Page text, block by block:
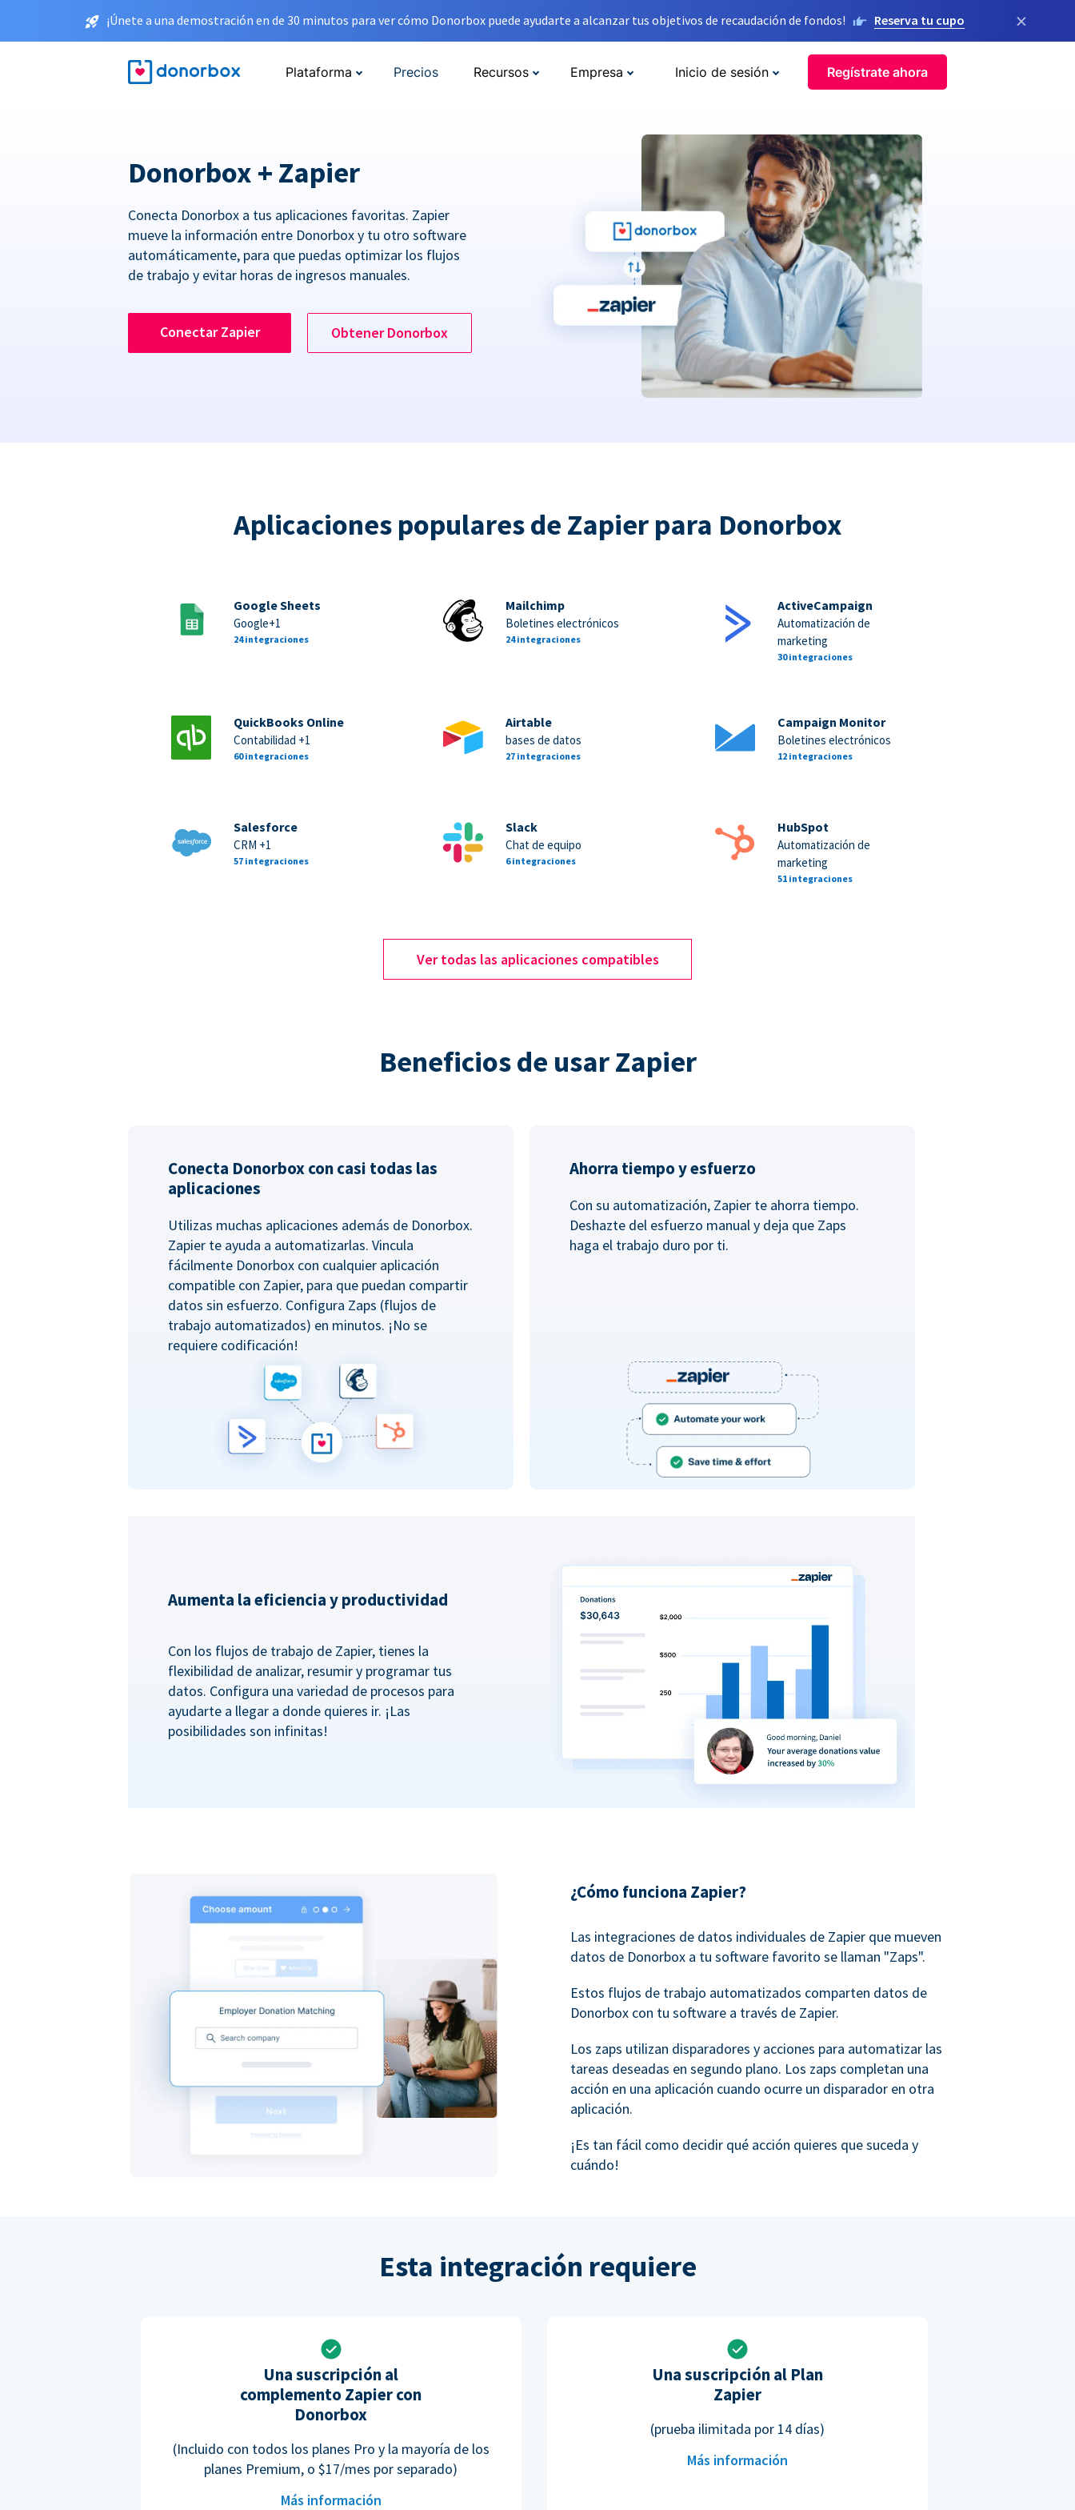
¡Únete a una demostración en de 30 minutos para ver cómo Donorbox puede ayudarte a alcanzar tus objetivos de recaudación de fondos! Reserva tu cupo ×
Plataforma Precios Recursos Empresa Inicio de sesión Regístrate ahora
Donorbox + Zapier
Conecta Donorbox a tus aplicaciones favoritas. Zapier
mueve la información entre Donorbox y tu otro software
automáticamente, para que puedas optimizar los flujos
de trabajo y evitar horas de ingresos manuales.
Conectar Zapier Obtener Donorbox
Aplicaciones populares de Zapier para Donorbox
Google Sheets
Google+1
24 integraciones
Mailchimp
Boletines electrónicos
24 integraciones
ActiveCampaign
Automatización de
marketing
30 integraciones
QuickBooks Online
Contabilidad +1
60 integraciones
Airtable
bases de datos
27 integraciones
Campaign Monitor
Boletines electrónicos
12 integraciones
Salesforce
CRM +1
57 integraciones
Slack
Chat de equipo
6 integraciones
HubSpot
Automatización de
marketing
51 integraciones
Ver todas las aplicaciones compatibles
Beneficios de usar Zapier
Conecta Donorbox con casi todas las
aplicaciones
Utilizas muchas aplicaciones además de Donorbox.
Zapier te ayuda a automatizarlas. Vincula
fácilmente Donorbox con cualquier aplicación
compatible con Zapier, para que puedan compartir
datos sin esfuerzo. Configura Zaps (flujos de
trabajo automatizados) en minutos. ¡No se
requiere codificación!
Ahorra tiempo y esfuerzo
Con su automatización, Zapier te ahorra tiempo.
Deshazte del esfuerzo manual y deja que Zaps
haga el trabajo duro por ti.
Aumenta la eficiencia y productividad
Con los flujos de trabajo de Zapier, tienes la
flexibilidad de analizar, resumir y programar tus
datos. Configura una variedad de procesos para
ayudarte a llegar a donde quieres ir. ¡Las
posibilidades son infinitas!
¿Cómo funciona Zapier?
Las integraciones de datos individuales de Zapier que mueven
datos de Donorbox a tu software favorito se llaman "Zaps".
Estos flujos de trabajo automatizados comparten datos de
Donorbox con tu software a través de Zapier.
Los zaps utilizan disparadores y acciones para automatizar las
tareas deseadas en segundo plano. Los zaps completan una
acción en una aplicación cuando ocurre un disparador en otra
aplicación.
¡Es tan fácil como decidir qué acción quieres que suceda y
cuándo!
Esta integración requiere
Una suscripción al
complemento Zapier con
Donorbox
(Incluido con todos los planes Pro y la mayoría de los
planes Premium, o $17/mes por separado)
Más información
Una suscripción al Plan
Zapier
(prueba ilimitada por 14 días)
Más información